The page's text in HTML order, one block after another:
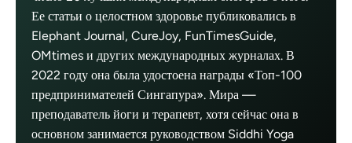
Ее статьи о целостном здоровье публиковались в
Elephant Journal, CureJoy, FunTimesGuide,
OMtimes и других международных журналах. В
2022 году она была удостоена награды «Топ-100
предпринимателей Сингапура». Мира —
преподаватель йоги и терапевт, хотя сейчас она в
основном занимается руководством Siddhi Yoga